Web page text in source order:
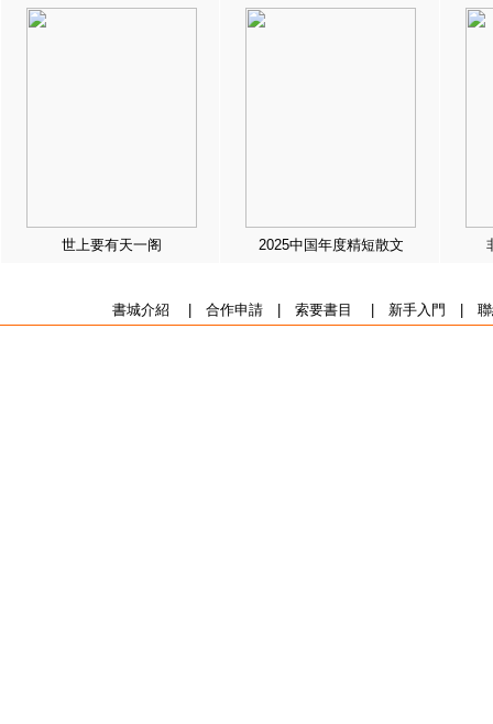
世上要有天一阁 2025中国年度精短散文
書城介紹 合作申請| 索要書目 新手入門